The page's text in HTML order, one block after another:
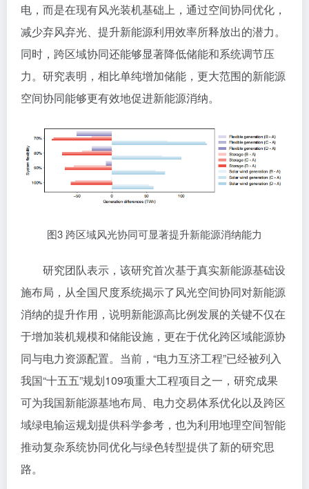
电，而是在现有风光装机基础上，通过空间协同优化，
减少弃风弃光、提升新能源利用效率所释放出的潜力。
同时，跨区域协同还能够显著降低储能和系统调节压
力。研究表明，相比单纯增加储能，更大范围的新能源
空间协同能够更有效地促进新能源消纳。
图3 跨区域风光协同可显著提升新能源消纳能力
研究团队表示，该研究首次基于真实新能源基础设
施布局，从全国尺度系统揭示了风光空间协同对新能源
消纳的提升作用，说明新能源高比例发展的关键不仅在
于增加装机规模和储能设施，更在于优化跨区域能源协
同与电力资源配置。当前，“电力互济工程”已经被列入
我国“十五五”规划109项重大工程项目之一，研究成果
可为我国新能源基地布局、电力交易体系优化以及跨区
域绿电输运规划提供科学参考，也为利用地理空间智能
推动复杂系统协同优化与绿色转型提供了新的研究思
路。